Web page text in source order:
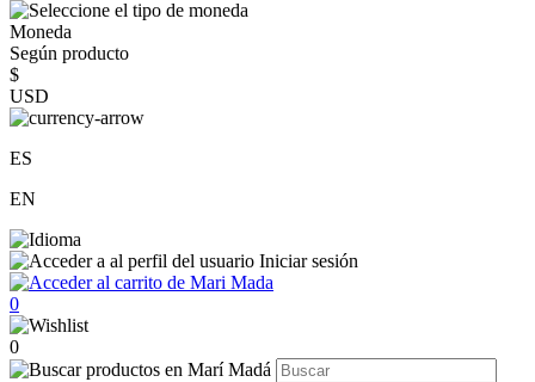
Moneda
Según producto
$
USD
ES
EN
Iniciar sesión
0
0